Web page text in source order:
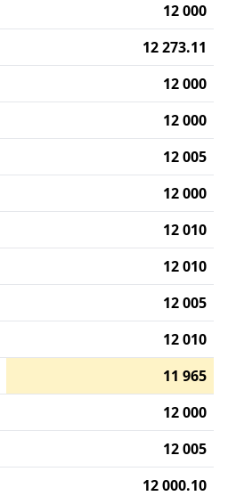
12 000
12 273.11
12 000
12 000
12 005
12 000
12 010
12 010
12 005
12 010
11 965
12 000
12 005
12 000.10